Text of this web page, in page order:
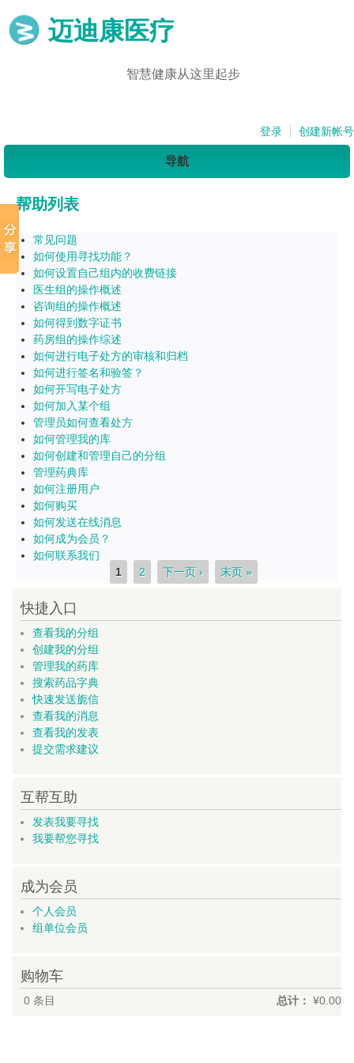
迈迪康医疗
智慧健康从这里起步
登录 创建新帐号
导航
帮助列表
常见问题
如何使用寻找功能？
如何设置自己组内的收费链接
医生组的操作概述
咨询组的操作概述
如何得到数字证书
药房组的操作综述
如何进行电子处方的审核和归档
如何进行签名和验签？
如何开写电子处方
如何加入某个组
管理员如何查看处方
如何管理我的库
如何创建和管理自己的分组
管理药典库
如何注册用户
如何购买
如何发送在线消息
如何成为会员？
如何联系我们
1 2 下一页 › 末页 »
快捷入口
查看我的分组
创建我的分组
管理我的药库
搜索药品字典
快速发送旎信
查看我的消息
查看我的发表
提交需求建议
互帮互助
发表我要寻找
我要帮您寻找
成为会员
个人会员
组单位会员
购物车
0条目 总计： ¥0.00